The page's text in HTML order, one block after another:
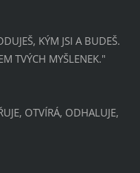
KÝM JSI A BUDEŠ.
TVÝCH MYŠLENEK."
OTVÍRÁ, ODHALUJE,